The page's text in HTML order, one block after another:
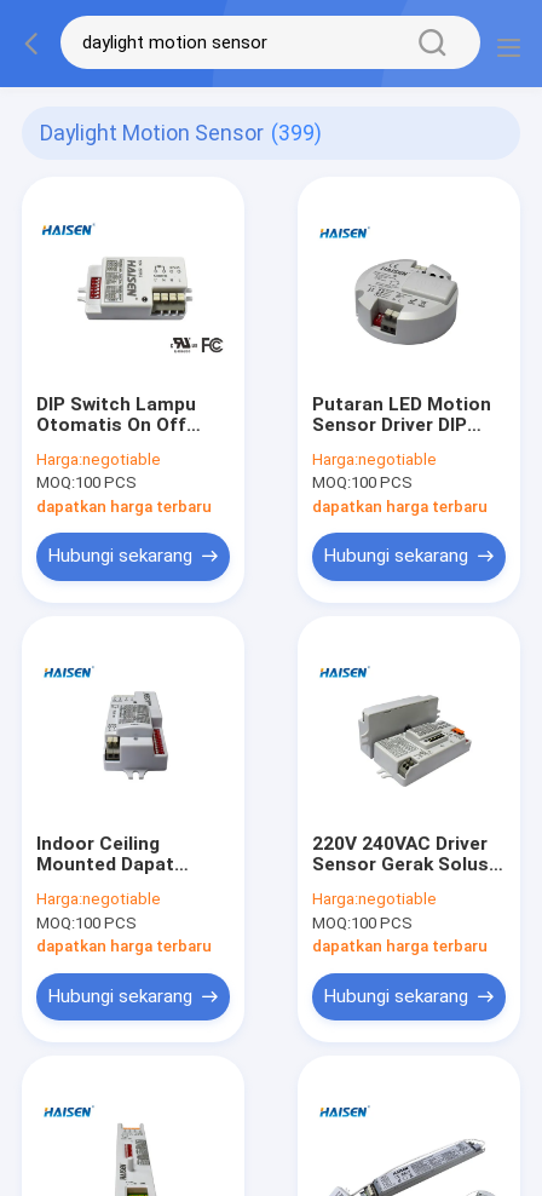
Daylight Motion Sensor (399)
DIP Switch Lampu
Otomatis On Off
Ramah Lingkungan
Harga:negotiable
MOQ:100 PCS
dapatkan harga terbaru
Hubungi sekarang
Putaran LED Motion
Sensor Driver DIP
Lampu Langit-langit
Harga:negotiable
MOQ:100 PCS
dapatkan harga terbaru
Hubungi sekarang
Indoor Ceiling
Mounted Dapat
Sensor 50 60Hz
Desain Ringkas
Harga:negotiable
MOQ:100 PCS
dapatkan harga terbaru
Hubungi sekarang
220V 240VAC Driver
Sensor Gerak Solusi
Lampu Langit-Langit
Harga:negotiable
MOQ:100 PCS
dapatkan harga terbaru
Hubungi sekarang